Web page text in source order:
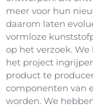
meer voor hun
daarom laten
vormloze
op het verzoek.
het project
product te
componenten van
worden. We